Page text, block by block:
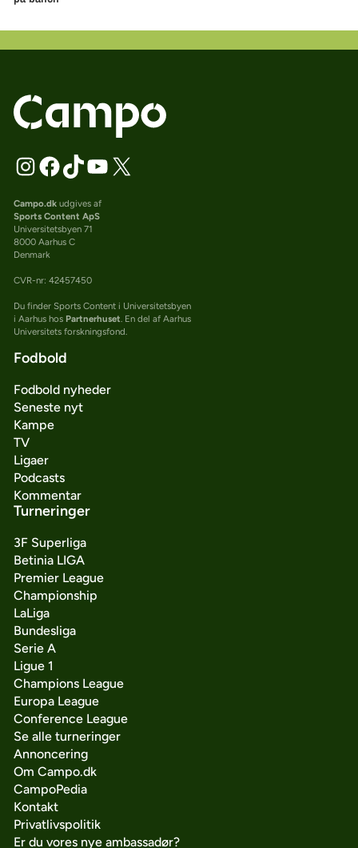
Campo.dkudgives af
Sports Content ApS
Universitetsbyen 71
8000 Aarhus C
Denmark
CVR-nr: 42457450
Du finder Sports Content i Universitetsbyen
i Aarhus hos Partnerhuset. En del af Aarhus
Universitets forskningsfond.
Fodbold
Fodbold nyheder
Seneste nyt
Kampe
TV
Ligaer
Podcasts
Kommentar
Turneringer
3F Superliga
Betinia LIGA
Premier League
Championship
LaLiga
Bundesliga
Serie A
Ligue 1
Champions League
Europa League
Conference League
Se alle turneringer
Annoncering
Om Campo.dk
CampoPedia
Kontakt
Privatlivspolitik
Er du vores nye ambassadør?